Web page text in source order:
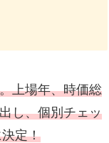
上場年、時価総
し、個別チェッ
定！